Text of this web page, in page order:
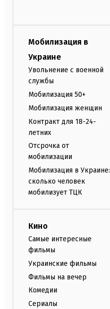
Мобилизация в
Украине
Увольнение с военной
службы
Мобилизация 50+
Мобилизация женщин
Контракт для 18-24-
летних
Отсрочка от
мобилизации
Мобилизация в Украине:
сколько человек
мобилизует ТЦК
Кино
Самые интересные
фильмы
Украинские фильмы
Фильмы на вечер
Комедии
Сериалы